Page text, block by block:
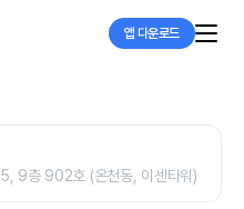
앱 다운로드
9층 902호 (온천동, 이센타워)